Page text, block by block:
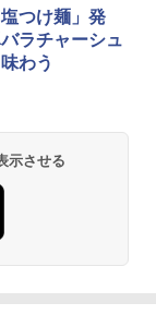
ウィスキ
カクリア ウヰス
スキー】 大容量
ウイスキー ハ
85g×12個 日清
プ麺
つ味 35g×15個
ウトドアにも ロ
い おやつカン
チームオーブン
二人暮らし フラ
理 自動メニュ
ラック MRK-F25
ーブンレンジ RE
つけ麺」発
ラチャーシュ
わう
示させる